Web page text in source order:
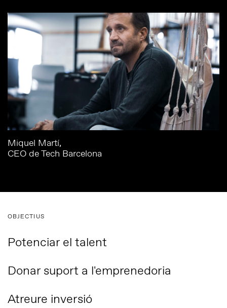
Miquel Martí,
CEO de Tech Barcelona
OBJECTIUS
Potenciar el talent
Donar suport a l'emprenedoria
Atreure inversió